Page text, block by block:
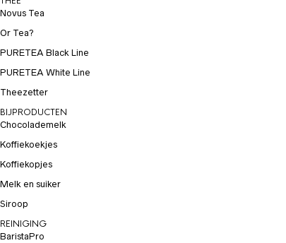
Novus Tea
Or Tea?
PURETEA Black Line
PURETEA White Line
Theezetter
BIJPRODUCTEN
Chocolademelk
Koffiekoekjes
Koffiekopjes
Melk en suiker
Siroop
REINIGING
BaristaPro